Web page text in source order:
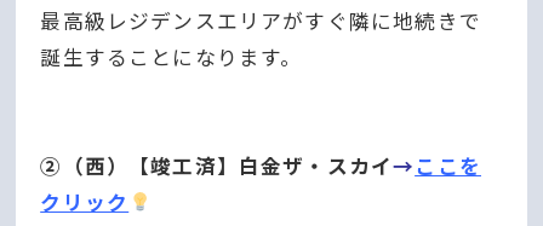
最高級レジデンスエリアがすぐ隣に地続きで
誕生することになります。
②（西）【竣工済】白金ザ・スカイ→ここを
クリック